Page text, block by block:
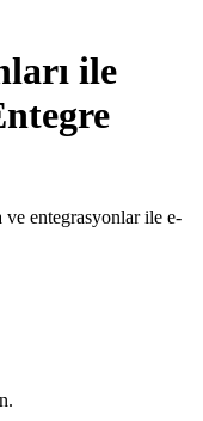
ile
ve entegrasyonlar ile e-